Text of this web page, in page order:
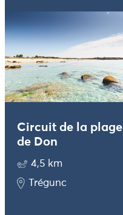
Circuit de la plage
de Don
4,5 km
Trégunc